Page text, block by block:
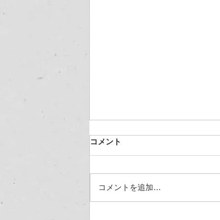
お盆休暇のお知らせ
コメント
コメントを追加…